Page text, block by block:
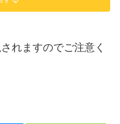
れますのでご注意く